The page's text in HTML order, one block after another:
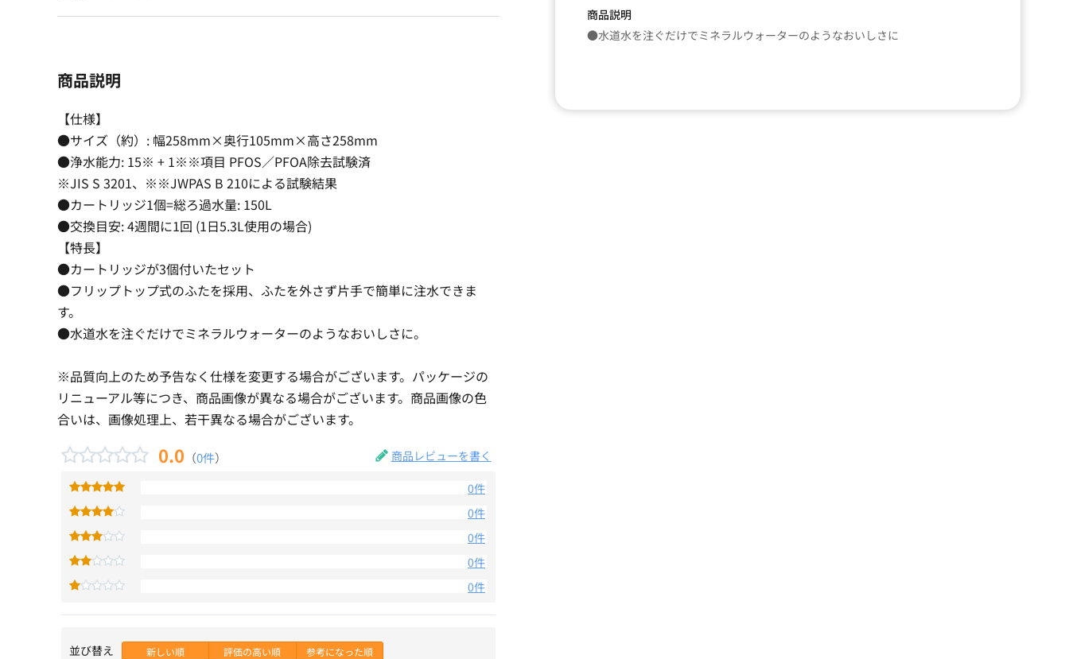
商品説明
●水道水を注ぐだけでミネラルウォーターのようなおいしさに
商品説明
【仕様】
●サイズ（約）: 幅258mm×奥行105mm×高さ258mm
●浄水能力: 15※ + 1※※項目 PFOS／PFOA除去試験済
※JIS S 3201、※※JWPAS B 210による試験結果
●カートリッジ1個=総ろ過水量: 150L
●交換目安: 4週間に1回 (1日5.3L使用の場合)
【特長】
●カートリッジが3個付いたセット
●フリップトップ式のふたを採用、ふたを外さず片手で簡単に注水できま
す。
●水道水を注ぐだけでミネラルウォーターのようなおいしさに。
※品質向上のため予告なく仕様を変更する場合がございます。パッケージの
リニューアル等につき、商品画像が異なる場合がございます。商品画像の色
合いは、画像処理上、若干異なる場合がございます。
0.0 （0件） 商品レビューを書く
0件
0件
0件
0件
0件
並び替え 新しい順 評価の高い順 参考になった順